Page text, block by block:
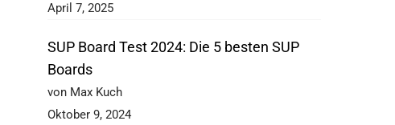
April 7, 2025
SUP Board Test 2024: Die 5 besten SUP
Boards
von Max Kuch
Oktober 9, 2024